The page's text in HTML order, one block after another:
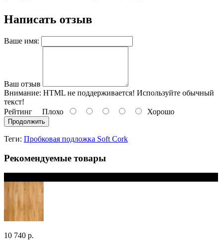
Написать отзыв
Ваше имя:
Ваш отзыв
Внимание: HTML не поддерживается! Используйте обычный
текст!
Рейтинг Плохо Хорошо
Продолжить
Теги: Пробковая подложка Soft Cork
Рекомендуемые товары
10 740 р.